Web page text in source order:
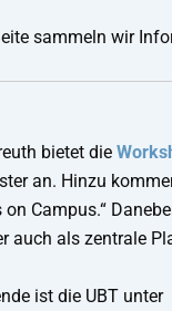
sammeln wir
bietet die
an. Hinzu
on Campus.“
auch als zentrale
ist die UBT unter